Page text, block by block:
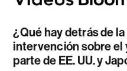
¿Qué hay detrás de
intervención sobre el
parte de EE. UU. y